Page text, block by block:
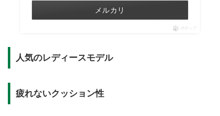
メルカリ
ポチップ
人気のレディースモデル
疲れないクッション性